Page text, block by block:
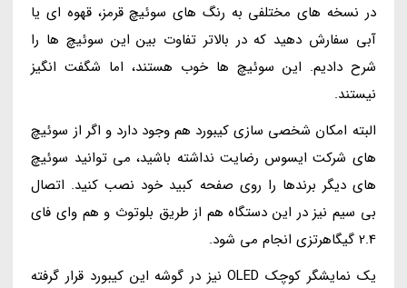
در نسخه های مختلفی به رنگ های سوئیچ قرمز، قهوه ای یا
آبی سفارش دهید که در بالاتر تفاوت بین این سوئیچ ها را
شرح دادیم. این سوئیچ ها خوب هستند، اما شگفت انگیز
نیستند.
البته امکان شخصی سازی کیبورد هم وجود دارد و اگر از سوئیچ
های شرکت ایسوس رضایت نداشته باشید، می توانید سوئیچ
های دیگر برندها را روی صفحه کبید خود نصب کنید. اتصال
بی سیم نیز در این دستگاه هم از طریق بلوتوث و هم وای فای
2.4 گیگاهرتزی انجام می شود.
یک نمایشگر کوچک OLED نیز در گوشه این کیبورد قرار گرفته